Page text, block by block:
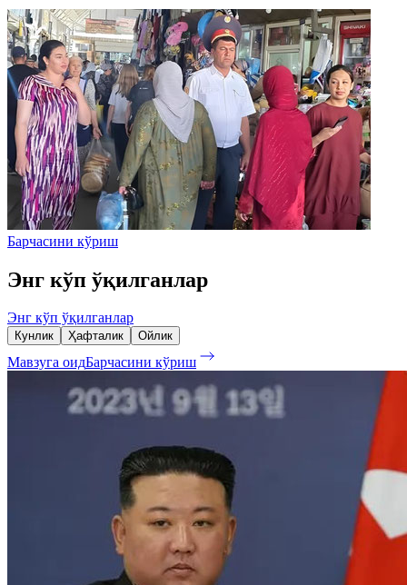
Барчасини кўриш
Энг кўп ўқилганлар
Энг кўп ўқилганлар
Кунлик Ҳафталик Ойлик
Мавзуга оидБарчасини кўриш